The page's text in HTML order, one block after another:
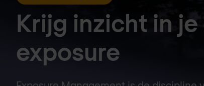
Krijg inzicht in
exposure